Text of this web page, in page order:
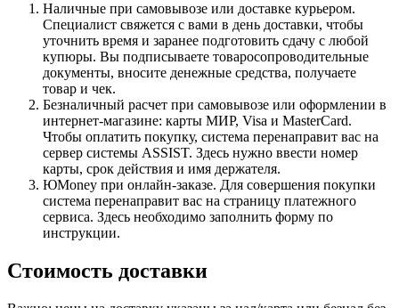
Наличные при самовывозе или доставке курьером.
Специалист свяжется с вами в день доставки, чтобы
уточнить время и заранее подготовить сдачу с любой
купюры. Вы подписываете товаросопроводительные
документы, вносите денежные средства, получаете
товар и чек.
Безналичный расчет при самовывозе или оформлении в
интернет-магазине: карты МИР, Visa и MasterCard.
Чтобы оплатить покупку, система перенаправит вас на
сервер системы ASSIST. Здесь нужно ввести номер
карты, срок действия и имя держателя.
ЮMoney при онлайн-заказе. Для совершения покупки
система перенаправит вас на страницу платежного
сервиса. Здесь необходимо заполнить форму по
инструкции.
Стоимость доставки